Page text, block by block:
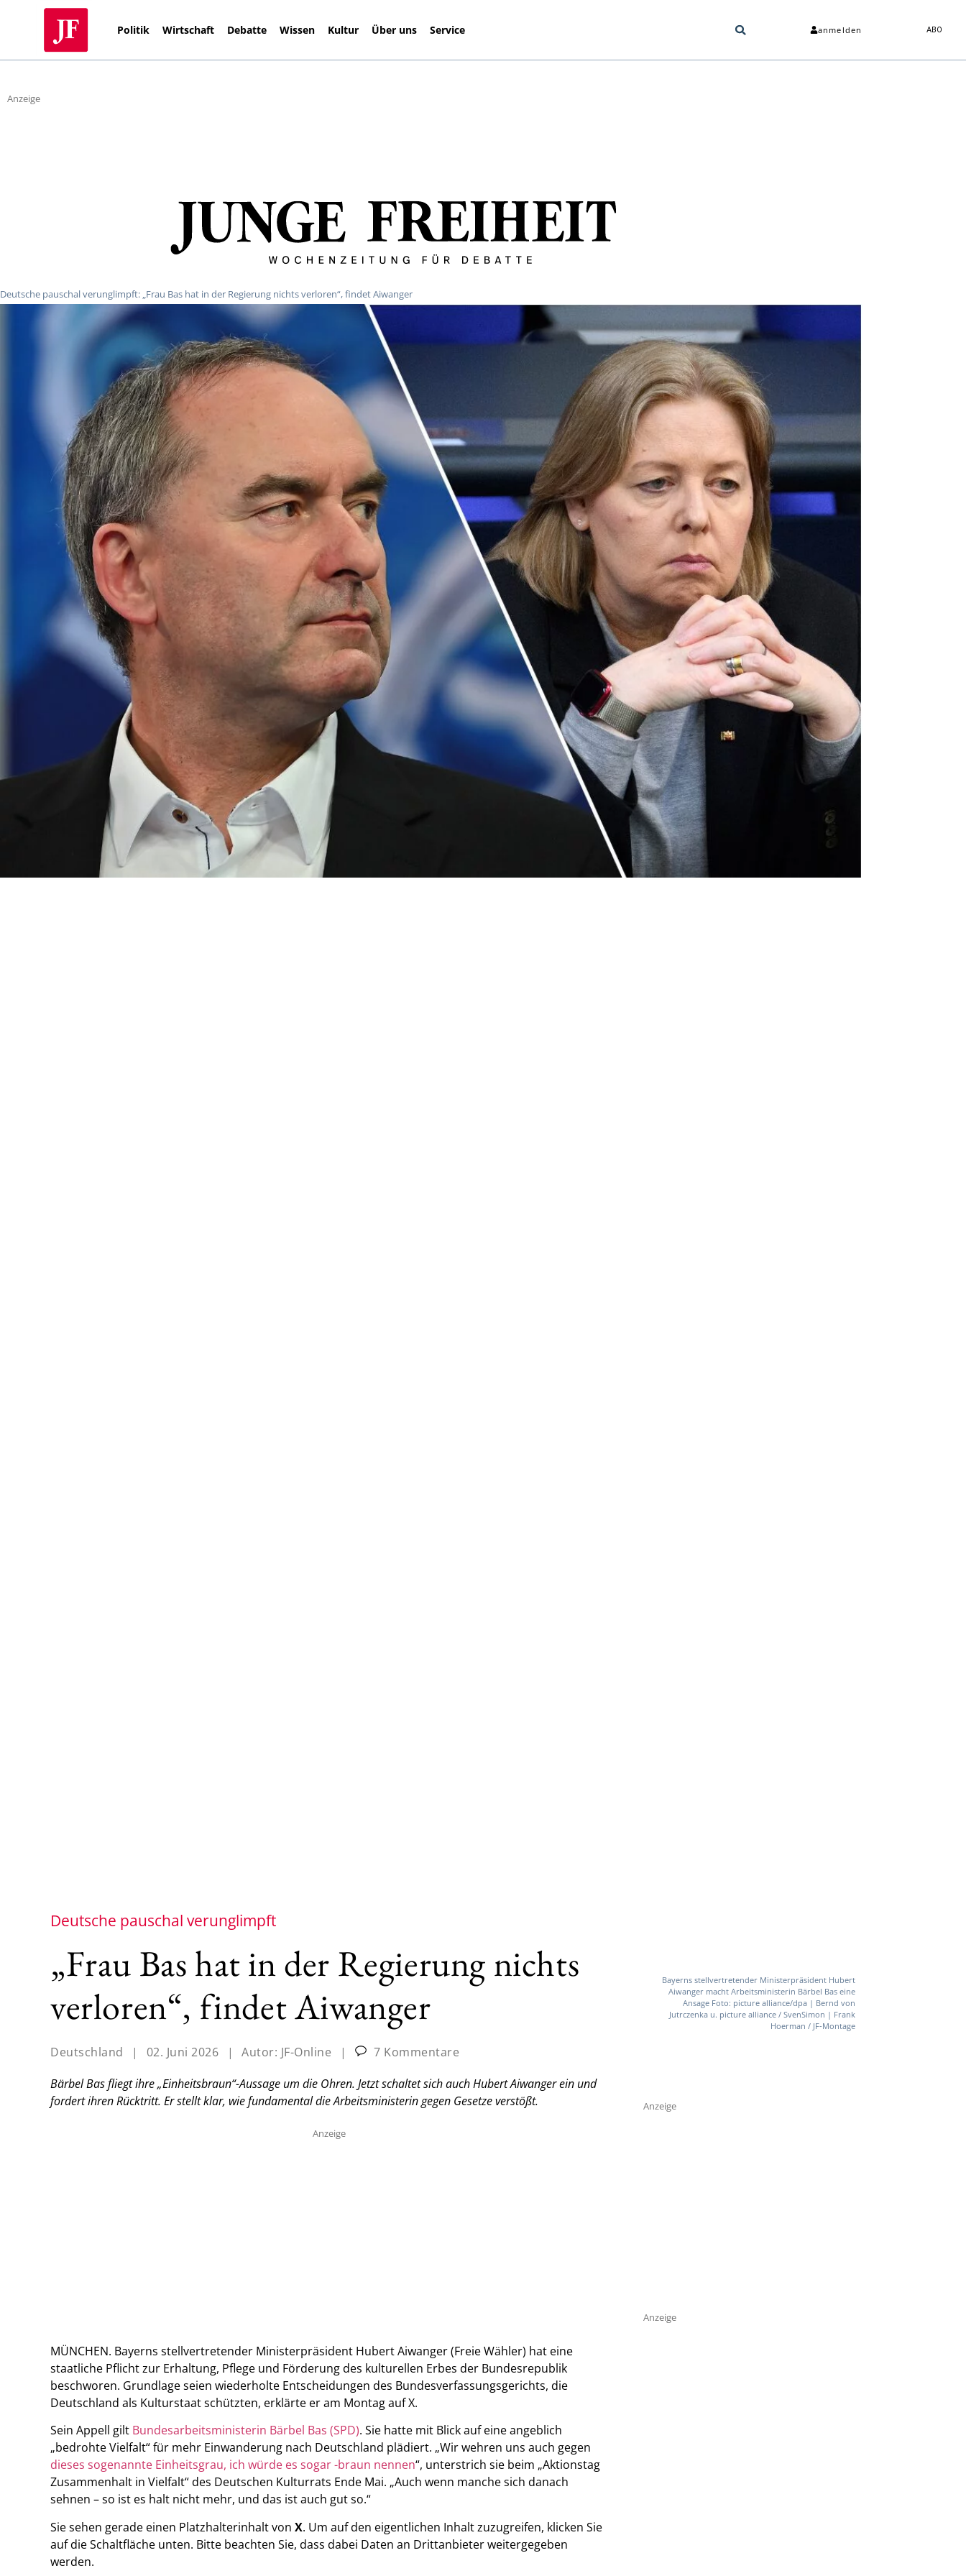
Politik Wirtschaft Debatte Wissen Kultur Über uns Service anmelden ABO
Anzeige
Deutsche pauschal verunglimpft: „Frau Bas hat in der Regierung nichts verloren“, findet Aiwanger
Deutsche pauschal verunglimpft
„Frau Bas hat in der Regierung nichts
verloren“, findet Aiwanger
Deutschland | 02. Juni 2026 | Autor: JF-Online |
7 Kommentare
Bärbel Bas fliegt ihre „Einheitsbraun“-Aussage um die Ohren. Jetzt schaltet sich auch Hubert Aiwanger ein und
fordert ihren Rücktritt. Er stellt klar, wie fundamental die Arbeitsministerin gegen Gesetze verstößt.
Anzeige
MÜNCHEN. Bayerns stellvertretender Ministerpräsident Hubert Aiwanger (Freie Wähler) hat eine
staatliche Pflicht zur Erhaltung, Pflege und Förderung des kulturellen Erbes der Bundesrepublik
beschworen. Grundlage seien wiederholte Entscheidungen des Bundesverfassungsgerichts, die
Deutschland als Kulturstaat schützten, erklärte er am Montag auf X.
Sein Appell gilt Bundesarbeitsministerin Bärbel Bas (SPD). Sie hatte mit Blick auf eine angeblich
„bedrohte Vielfalt“ für mehr Einwanderung nach Deutschland plädiert. „Wir wehren uns auch gegen
dieses sogenannte Einheitsgrau, ich würde es sogar -braun nennen“, unterstrich sie beim „Aktionstag
Zusammenhalt in Vielfalt“ des Deutschen Kulturrats Ende Mai. „Auch wenn manche sich danach
sehnen – so ist es halt nicht mehr, und das ist auch gut so.“
Sie sehen gerade einen Platzhalterinhalt von X. Um auf den eigentlichen Inhalt zuzugreifen, klicken Sie
auf die Schaltfläche unten. Bitte beachten Sie, dass dabei Daten an Drittanbieter weitergegeben
werden.
Bayerns stellvertretender Ministerpräsident Hubert
Aiwanger macht Arbeitsministerin Bärbel Bas eine
Ansage Foto: picture alliance/dpa | Bernd von
Jutrczenka u. picture alliance / SvenSimon | Frank
Hoerman / JF-Montage
Anzeige
Anzeige